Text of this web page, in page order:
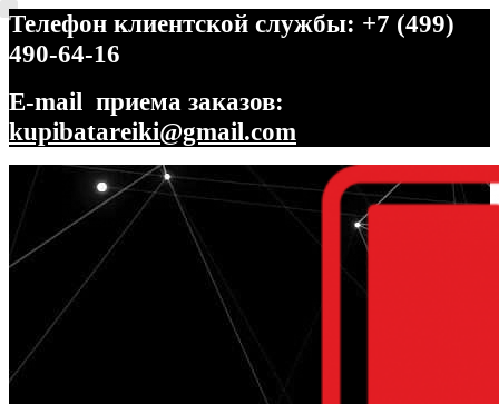
Телефон клиентской службы: +7 (499)
490-64-16
E-mail приема заказов:
kupibatareiki@gmail.com
Перейти
навигации
Перейти
содержимому